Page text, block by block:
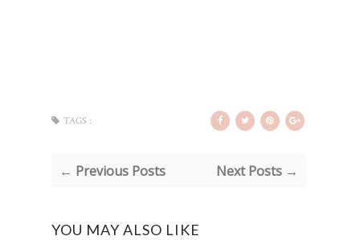
TAGS :
← Previous Posts Next Posts →
YOU MAY ALSO LIKE